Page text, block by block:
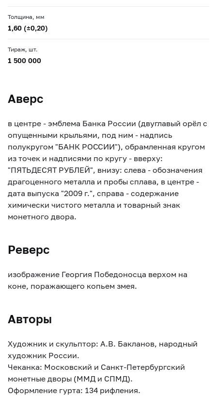
Толщина, мм
1,60 (±0,20)
Тираж, шт.
1 500 000
Аверс
в центре - эмблема Банка России (двуглавый орёл с
опущенными крыльями, под ним - надпись
полукругом "БАНК РОССИИ"), обрамленная кругом
из точек и надписями по кругу - вверху:
"ПЯТЬДЕСЯТ РУБЛЕЙ", внизу: слева - обозначения
драгоценного металла и пробы сплава, в центре -
дата выпуска "2009 г.", справа - содержание
химически чистого металла и товарный знак
монетного двора.
Реверс
изображение Георгия Победоносца верхом на
коне, поражающего копьем змея.
Авторы
Художник и скульптор: А.В. Бакланов, народный
художник России.
Чеканка: Московский и Санкт-Петербургский
монетные дворы (ММД и СПМД).
Оформление гурта: 134 рифления.